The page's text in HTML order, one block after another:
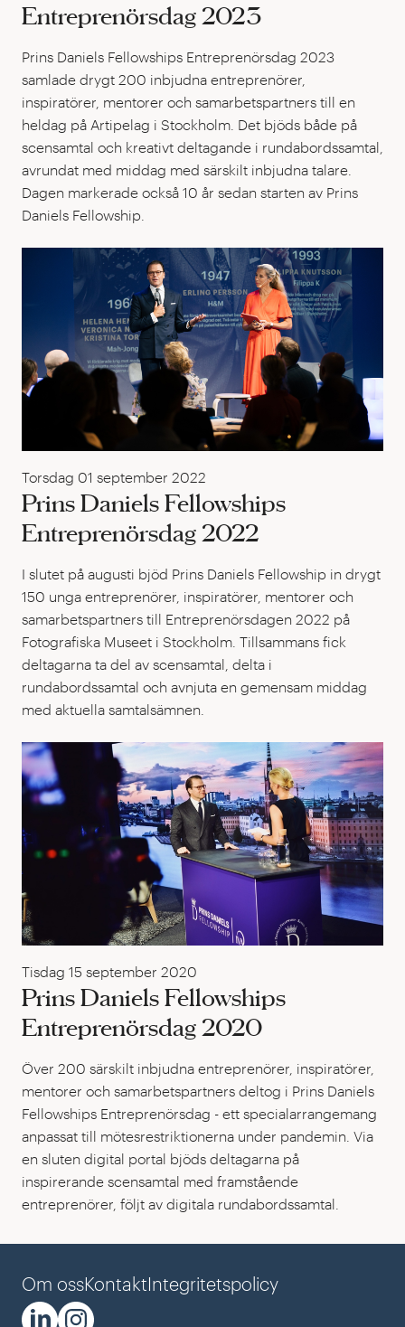
Entreprenörsdag 2023
Prins Daniels Fellowships Entreprenörsdag 2023
samlade drygt 200 inbjudna entreprenörer,
inspiratörer, mentorer och samarbetspartners till en
heldag på Artipelag i Stockholm. Det bjöds både på
scensamtal och kreativt deltagande i rundabordssamtal,
avrundat med middag med särskilt inbjudna talare.
Dagen markerade också 10 år sedan starten av Prins
Daniels Fellowship.
Torsdag 01 september 2022
Prins Daniels Fellowships
Entreprenörsdag 2022
I slutet på augusti bjöd Prins Daniels Fellowship in drygt
150 unga entreprenörer, inspiratörer, mentorer och
samarbetspartners till Entreprenörsdagen 2022 på
Fotografiska Museet i Stockholm. Tillsammans fick
deltagarna ta del av scensamtal, delta i
rundabordssamtal och avnjuta en gemensam middag
med aktuella samtalsämnen.
Tisdag 15 september 2020
Prins Daniels Fellowships
Entreprenörsdag 2020
Över 200 särskilt inbjudna entreprenörer, inspiratörer,
mentorer och samarbetspartners deltog i Prins Daniels
Fellowships Entreprenörsdag - ett specialarrangemang
anpassat till mötesrestriktionerna under pandemin. Via
en sluten digital portal bjöds deltagarna på
inspirerande scensamtal med framstående
entreprenörer, följt av digitala rundabordssamtal.
Om ossKontaktIntegritetspolicy